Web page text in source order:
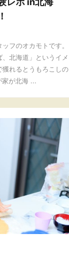
フのオカモトです。
北海道」というイメ
れるとうもろこしの
が北海 ...